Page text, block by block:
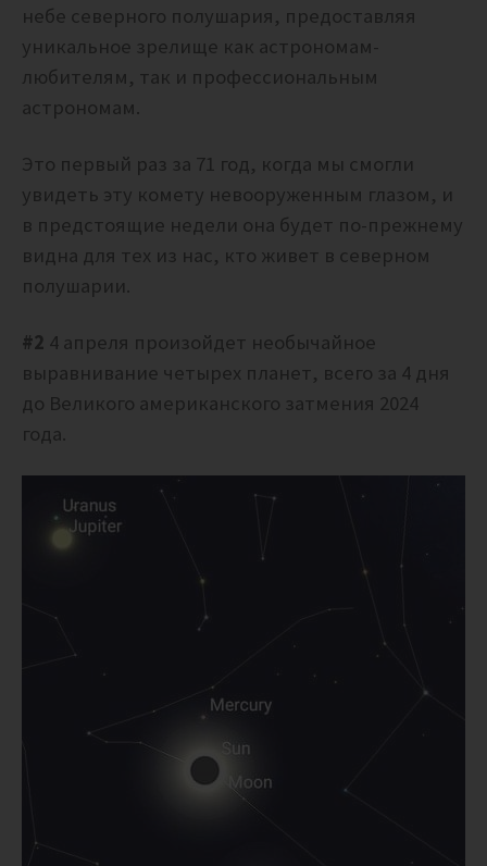
небе северного полушария, предоставляя
уникальное зрелище как астрономам-
любителям, так и профессиональным
астрономам.
Это первый раз за 71 год, когда мы смогли
увидеть эту комету невооруженным глазом, и
в предстоящие недели она будет по-прежнему
видна для тех из нас, кто живет в северном
полушарии.
#2 4 апреля произойдет необычайное
выравнивание четырех планет, всего за 4 дня
до Великого американского затмения 2024
года.